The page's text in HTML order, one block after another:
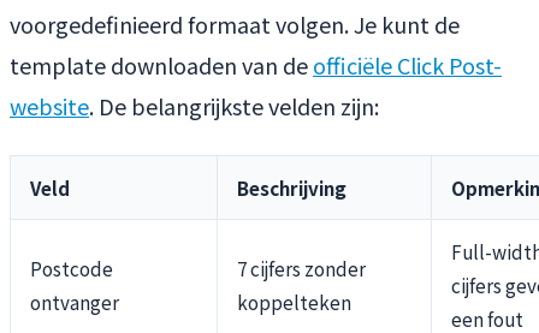
voorgedefinieerd formaat volgen. Je kunt de
template downloaden van deofficiële Click Post-
website. De belangrijkste velden zijn:
Veld Beschrijving
Postcode
ontvanger
7 cijfers zonder
koppelteken
Full-
cijfers
een fout